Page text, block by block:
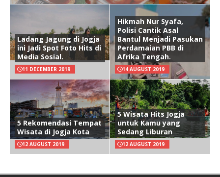
Ladang Jagung di Jogja
ini Jadi Spot Foto Hits di
Media Sosial.
11 DECEMBER 2019
Hikmah Nur Syafa,
Polisi Cantik Asal
Bantul Menjadi Pasukan
Perdamaian PBB di
Afrika Tengah.
14 AUGUST 2019
5 Rekomendasi Tempat
Wisata di Jogja Kota
12 AUGUST 2019
5 Wisata Hits Jogja
untuk Kamu yang
Sedang Liburan
12 AUGUST 2019